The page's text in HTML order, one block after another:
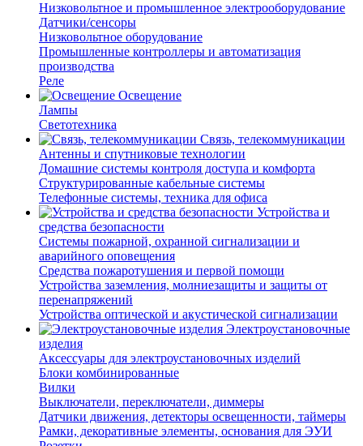
Низковольтное и промышленное электрооборудование
Датчики/сенсоры
Низковольтное оборудование
Промышленные контроллеры и автоматизация
производства
Реле
Освещение
Лампы
Светотехника
Связь, телекоммуникации
Антенны и спутниковые технологии
Домашние системы контроля доступа и комфорта
Структурированные кабельные системы
Телефонные системы, техника для офиса
Устройства и
средства безопасности
Системы пожарной, охранной сигнализации и
аварийного оповещения
Средства пожаротушения и первой помощи
Устройства заземления, молниезащиты и защиты от
перенапряжений
Устройства оптической и акустической сигнализации
Электроустановочные
изделия
Аксессуары для электроустановочных изделий
Блоки комбинированные
Вилки
Выключатели, переключатели, диммеры
Датчики движения, детекторы освещенности, таймеры
Рамки, декоративные элементы, основания для ЭУИ